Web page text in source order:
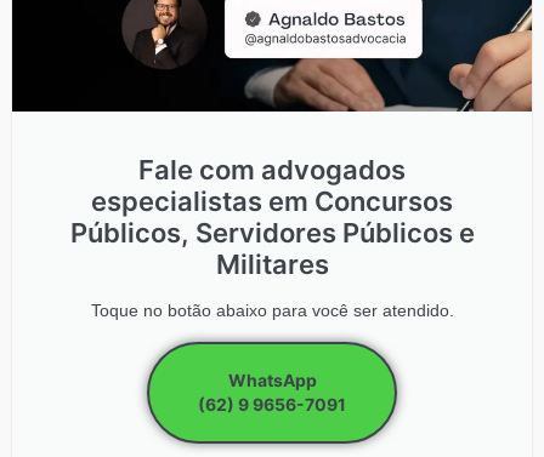
Fale com advogados
especialistas em Concursos
Públicos, Servidores Públicos e
Militares
Toque no botão abaixo para você ser atendido.
WhatsApp
(62) 9 9656-7091